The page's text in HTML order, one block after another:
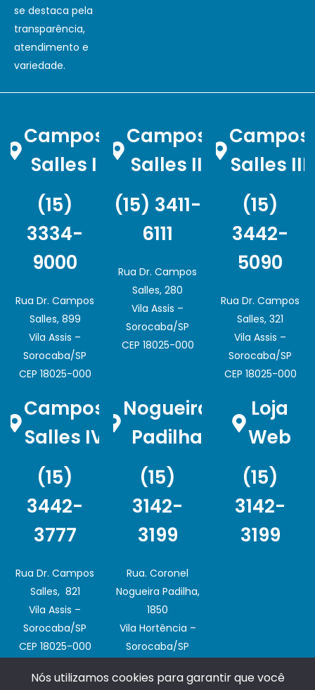
se destaca pela
transparência,
atendimento e
variedade.
Campos
Salles I
(15)
3334-
9000
Rua Dr. Campos
Salles, 899
Vila Assis –
Sorocaba/SP
CEP 18025-000
Campos
Salles II
(15) 3411-
6111
Rua Dr. Campos
Salles, 280
Vila Assis –
Sorocaba/SP
CEP 18025-000
Campos
Salles III
(15)
3442-
5090
Rua Dr. Campos
Salles, 321
Vila Assis –
Sorocaba/SP
CEP 18025-000
Campos
Salles IV
(15)
3442-
3777
Rua Dr. Campos
Salles, 821
Vila Assis –
Sorocaba/SP
CEP 18025-000
Nogueira
Padilha
(15)
3142-
3199
Rua. Coronel
Nogueira Padilha,
1850
Vila Hortência –
Sorocaba/SP
Loja
Web
(15)
3142-
3199
Nós utilizamos cookies para garantir que você